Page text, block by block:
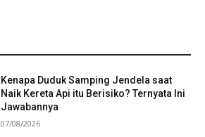
Kenapa Duduk Samping Jendela saat
Naik Kereta Api itu Berisiko? Ternyata Ini
Jawabannya
07/08/2026